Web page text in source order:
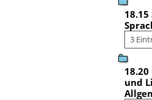
3
und